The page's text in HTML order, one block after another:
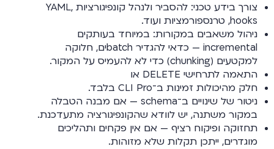
צורך בידע טכני: להסביר ולנהל קונפיגורציות YAML,
hooks, טרנספורמציות ועוד.
ניהול משאבים במקורות: במיוחד בעותקים
incremental — כדאי להגדיר batchים, חלוקה
למקטעים (chunking) כדי לא להעמיס על המקור.
התאמה לתרחישי DELETE או
חלק מהיכולות זמינות ב־CLI Pro בלבד.
ניטור של שינויים ב־schema — אם מבנה הטבלה
במקור משתנה, יש לוודא שהקונפיגורציה מתעדכנת.
תחזוקה ופיקוח רציף — אם אין פקחים ותהליכים
מוגדרים, ייתכן תקלות שלא מזוהות.